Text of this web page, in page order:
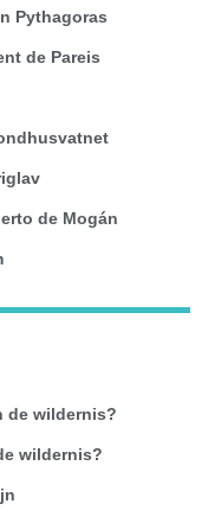
Pythagoras
de Pareis
de Mogán
de wildernis?
wildernis?